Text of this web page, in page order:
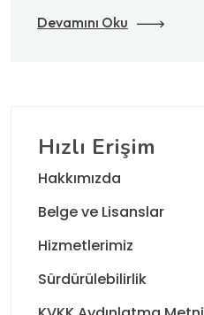
Devamını Oku
Hızlı Erişim
Hakkımızda
Belge ve Lisanslar
Hizmetlerimiz
Sürdürülebilirlik